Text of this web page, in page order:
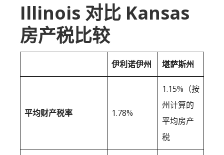
Illinois 对比 Kansas
房产税比较
伊利诺伊州 堪萨斯州
平均财产税率 1.78%
1.15%（按
州计算的
平均房产
税